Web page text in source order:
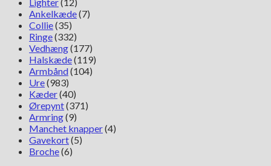
Ankelkæde(7)
Collie(35)
Ringe(332)
Vedhæng(177)
Halskæde(119)
Armbånd(104)
Ure(983)
Kæder(40)
Ørepynt(371)
Armring(9)
Manchet knapper(4)
Gavekort(5)
Broche(6)